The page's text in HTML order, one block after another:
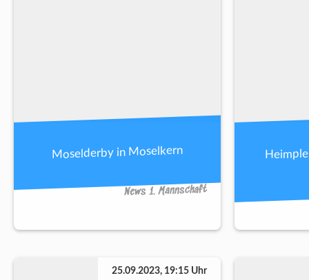
Moselderby in Moselkern
News 1. Mannschaft
25.09.2023, 19:15 Uhr